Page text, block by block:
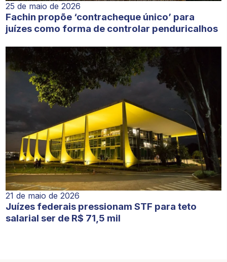
25 de maio de 2026
Fachin propõe ‘contracheque único’ para
juízes como forma de controlar penduricalhos
21 de maio de 2026
Juízes federais pressionam STF para teto
salarial ser de R$ 71,5 mil